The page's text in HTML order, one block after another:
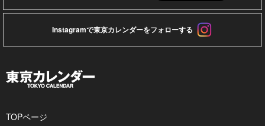
Instagramで東京カレンダーをフォローする
TOPページ